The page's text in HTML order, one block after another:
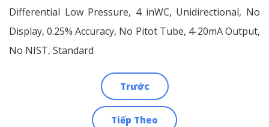
Differential Low Pressure, 4 inWC, Unidirectional, No
Display, 0.25% Accuracy, No Pitot Tube, 4-20mA Output,
No NIST, Standard
Trước
Tiếp Theo